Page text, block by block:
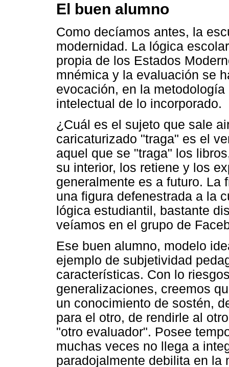
El buen alumno
Como decíamos antes, la
modernidad. La lógica
propia de los Estados
mnémica y la evaluación se
evocación, en la
intelectual de lo incorporado.
¿Cuál es el sujeto que sale
caricaturizado "traga" es el
aquel que se "traga" los
su interior, los retiene y los
generalmente es a futuro. La
una figura defenestrada a la
lógica estudiantil, bastante
veíamos en el grupo de
Ese buen alumno, modelo
ejemplo de subjetividad
características. Con lo
generalizaciones, creemos
un conocimiento de sostén,
para el otro, de rendirle al
"otro evaluador". Posee
muchas veces no llega a
paradojalmente debilita en la